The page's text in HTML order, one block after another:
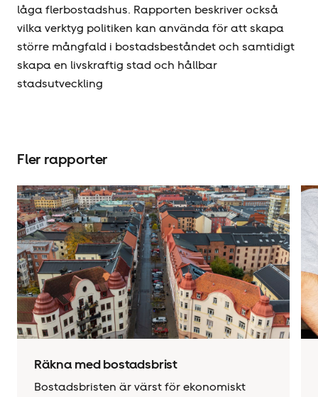
låga flerbostadshus. Rapporten beskriver också
vilka verktyg politiken kan använda för att skapa
större mångfald i bostadsbeståndet och samtidigt
skapa en livskraftig stad och hållbar
stadsutveckling
Fler rapporter
Räkna med bostadsbrist
Bostadsbristen är värst för ekonomiskt